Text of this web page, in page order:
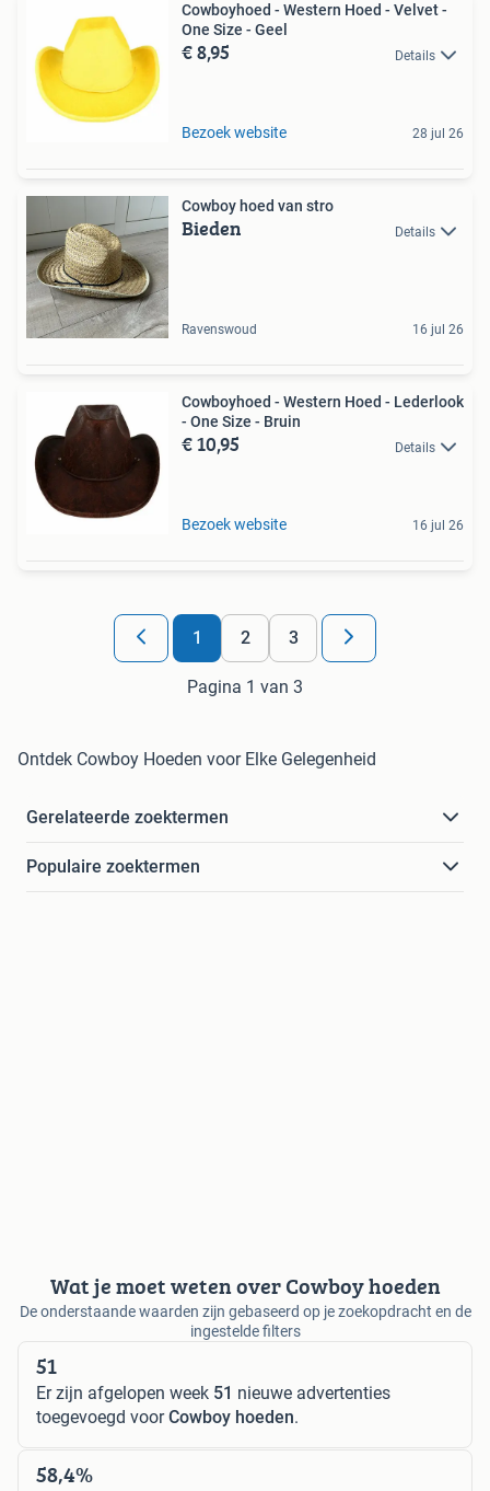
Cowboyhoed - Western Hoed - Velvet -
One Size - Geel
€ 8,95 Details
Bezoek website 28 jul 26
Cowboy hoed van stro
Bieden Details
Ravenswoud 16 jul 26
Cowboyhoed - Western Hoed - Lederlook
- One Size - Bruin
€ 10,95 Details
Bezoek website 16 jul 26
1 2 3
Pagina 1 van 3
Ontdek Cowboy Hoeden voor Elke Gelegenheid
Gerelateerde zoektermen
Populaire zoektermen
Wat je moet weten over Cowboy hoeden
De onderstaande waarden zijn gebaseerd op je zoekopdracht en de
ingestelde filters
51
Er zijn afgelopen week 51 nieuwe advertenties
toegevoegd voorCowboy hoeden.
58,4%